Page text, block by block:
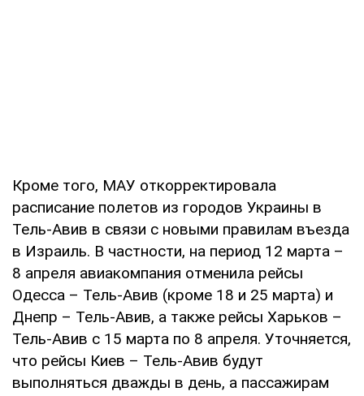
Кроме того, МАУ откорректировала
расписание полетов из городов Украины в
Тель-Авив в связи с новыми правилам въезда
в Израиль. В частности, на период 12 марта –
8 апреля авиакомпания отменила рейсы
Одесса – Тель-Авив (кроме 18 и 25 марта) и
Днепр – Тель-Авив, а также рейсы Харьков –
Тель-Авив с 15 марта по 8 апреля. Уточняется,
что рейсы Киев – Тель-Авив будут
выполняться дважды в день, а пассажирам